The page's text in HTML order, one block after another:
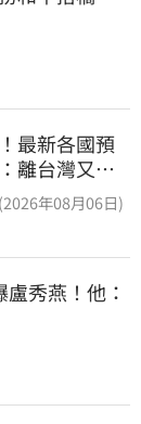
最新各國預
離台灣又更
(2026年08月06日)
秀燕！他：